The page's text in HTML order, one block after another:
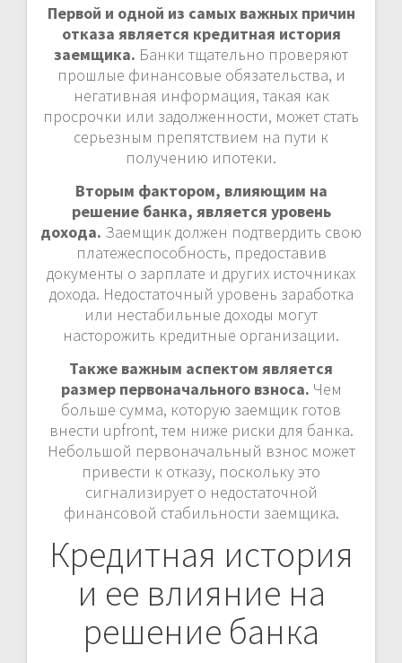
Первой и одной из самых важных причин
отказа является кредитная история
заемщика. Банки тщательно проверяют
прошлые финансовые обязательства, и
негативная информация, такая как
просрочки или задолженности, может стать
серьезным препятствием на пути к
получению ипотеки.
Вторым фактором, влияющим на
решение банка, является уровень
дохода. Заемщик должен подтвердить свою
платежеспособность, предоставив
документы о зарплате и других источниках
дохода. Недостаточный уровень заработка
или нестабильные доходы могут
насторожить кредитные организации.
Также важным аспектом является
размер первоначального взноса. Чем
больше сумма, которую заемщик готов
внести upfront, тем ниже риски для банка.
Небольшой первоначальный взнос может
привести к отказу, поскольку это
сигнализирует о недостаточной
финансовой стабильности заемщика.
Кредитная история
и ее влияние на
решение банка